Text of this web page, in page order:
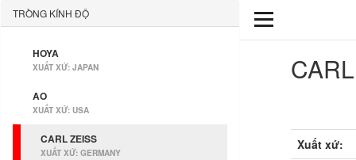
TRÒNG KÍNH ĐỘ
HOYA
XUẤT XỨ: JAPAN
AO
XUẤT XỨ: USA
CARL ZEISS
XUẤT XỨ: GERMANY
Xuất xứ: